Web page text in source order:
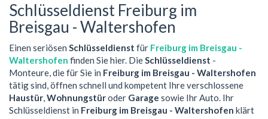
Schlüsseldienst Freiburg im
Breisgau - Waltershofen
Einen seriösen Schlüsseldienst für Freiburg im Breisgau -
Waltershofen finden Sie hier. DieSchlüsseldienst -
Monteure, die für Sie in Freiburg im Breisgau - Waltershofen
tätig sind, öffnen schnell und kompetent Ihre verschlossene
Haustür,Wohnungstüroder Garage sowie Ihr Auto. Ihr
Schlüsseldienst in Freiburg im Breisgau - Waltershofen klärt